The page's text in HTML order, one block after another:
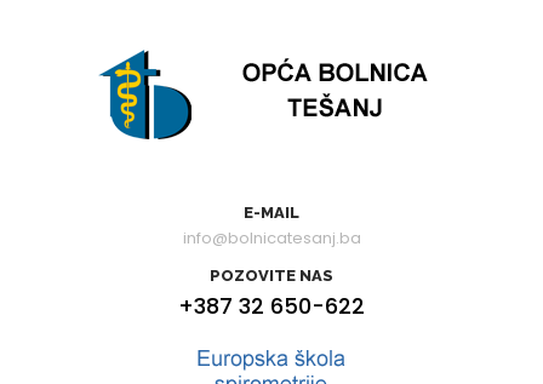
E-MAIL
info@bolnicatesanj.ba
POZOVITE NAS
+387 32 650-622